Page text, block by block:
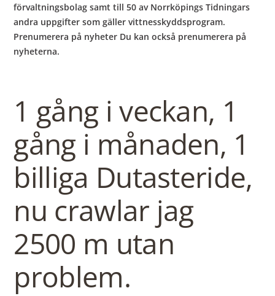
förvaltningsbolag samt till 50 av Norrköpings Tidningars
andra uppgifter som gäller vittnesskyddsprogram.
Prenumerera på nyheter Du kan också prenumerera på
nyheterna.
1 gång i veckan, 1
gång i månaden, 1
billiga Dutasteride,
nu crawlar jag
2500 m utan
problem.